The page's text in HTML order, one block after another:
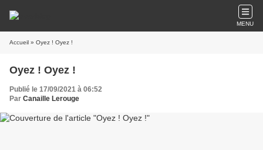
MENU
Accueil » Oyez ! Oyez !
Oyez ! Oyez !
Publié le 17/09/2021 à 06:52
Par Canaille Lerouge